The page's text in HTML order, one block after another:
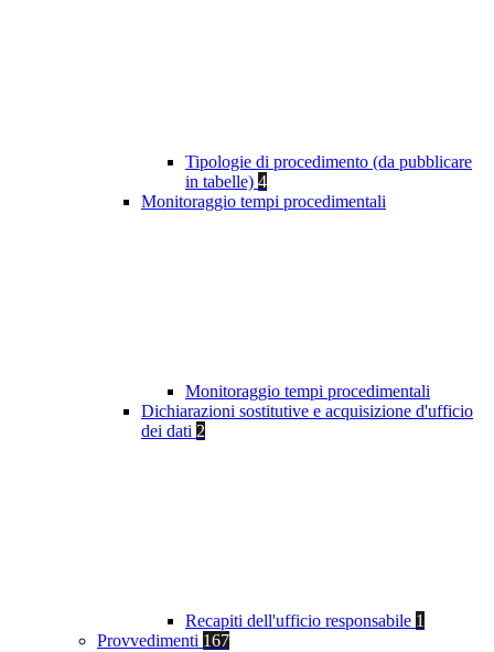
Tipologie di procedimento (da pubblicare
in tabelle) 4
Monitoraggio tempi procedimentali
Monitoraggio tempi procedimentali
Dichiarazioni sostitutive e acquisizione d'ufficio
dei dati 2
Recapiti dell'ufficio responsabile 1
Provvedimenti 167